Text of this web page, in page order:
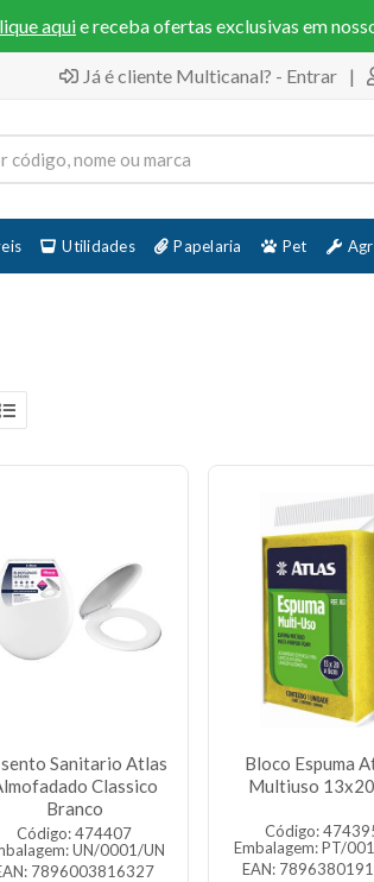
aquie receba ofertas exclusivas em
Já é cliente Multicanal? - Entrar |
Utilidades Papelaria Pet
Sanitario Atlas
Classico
Branco
Código: 474407
UN/0001/UN
7896003816327
Bloco Espuma
Multiuso
Código:
Embalagem: PT/
EAN: